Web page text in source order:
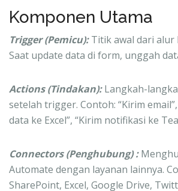
Komponen Utama
Trigger (Pemicu):Titik awal dari alur
Saat update data di form, unggah
Actions (Tindakan):Langkah-
setelah trigger. Contoh: “Kirim
data ke Excel”, “Kirim notifikasi ke
Connectors (Penghubung) :
Automate dengan layanan lainnya.
SharePoint, Excel, Google Drive,